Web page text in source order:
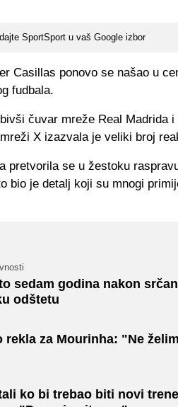
SportSport u vaš Google izbor
Casillas ponovo se našao u
fudbala.
čuvar mreže Real Madrida
X izazvala je veliki broj
pretvorila se u žestoku
bio je detalj koji su mnogi
sedam godina nakon
odštetu
rekla za Mourinha: "Ne
ko bi trebao biti novi